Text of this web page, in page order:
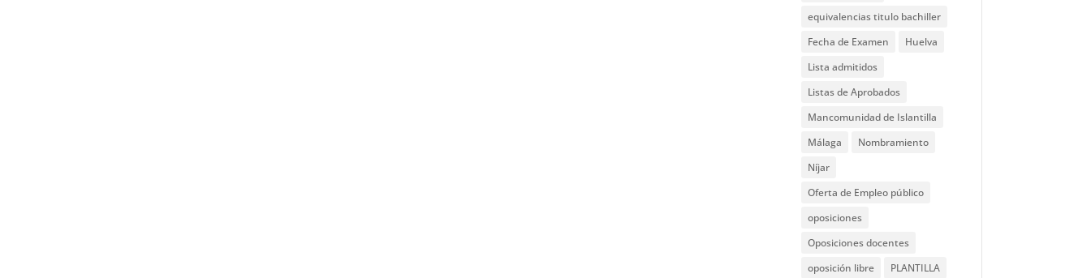
equivalencias titulo bachiller
Fecha de Examen
Huelva
Lista admitidos
Listas de Aprobados
Mancomunidad de Islantilla
Málaga
Nombramiento
Níjar
Oferta de Empleo público
oposiciones
Oposiciones docentes
oposición libre
PLANTILLA